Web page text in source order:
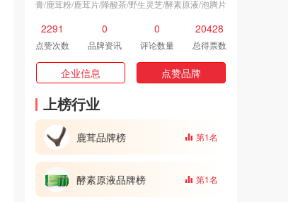
膏/鹿茸粉/鹿茸片/降酸茶/野生灵芝/酵素原液/泡腾片
2291
点赞次数
0
品牌资讯
0
评论数量
20428
总得票数
企业信息 点赞品牌
上榜行业
鹿茸品牌榜 第1名
酵素原液品牌榜 第1名